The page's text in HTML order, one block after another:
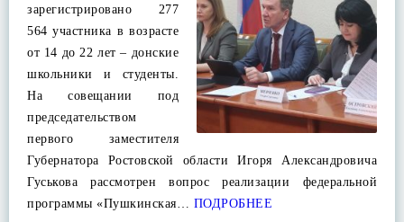
зарегистрировано 277
564 участника в возрасте
от 14 до 22 лет – донские
школьники и студенты.
На совещании под
председательством
первого заместителя
Губернатора Ростовской области Игоря Александровича
Гуськова рассмотрен вопрос реализации федеральной
программы «Пушкинская… ПОДРОБНЕЕ